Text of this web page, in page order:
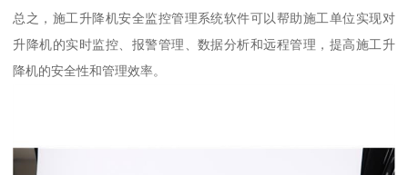
总之，施工升降机安全监控管理系统软件可以帮助施工单位实现对
升降机的实时监控、报警管理、数据分析和远程管理，提高施工升
降机的安全性和管理效率。